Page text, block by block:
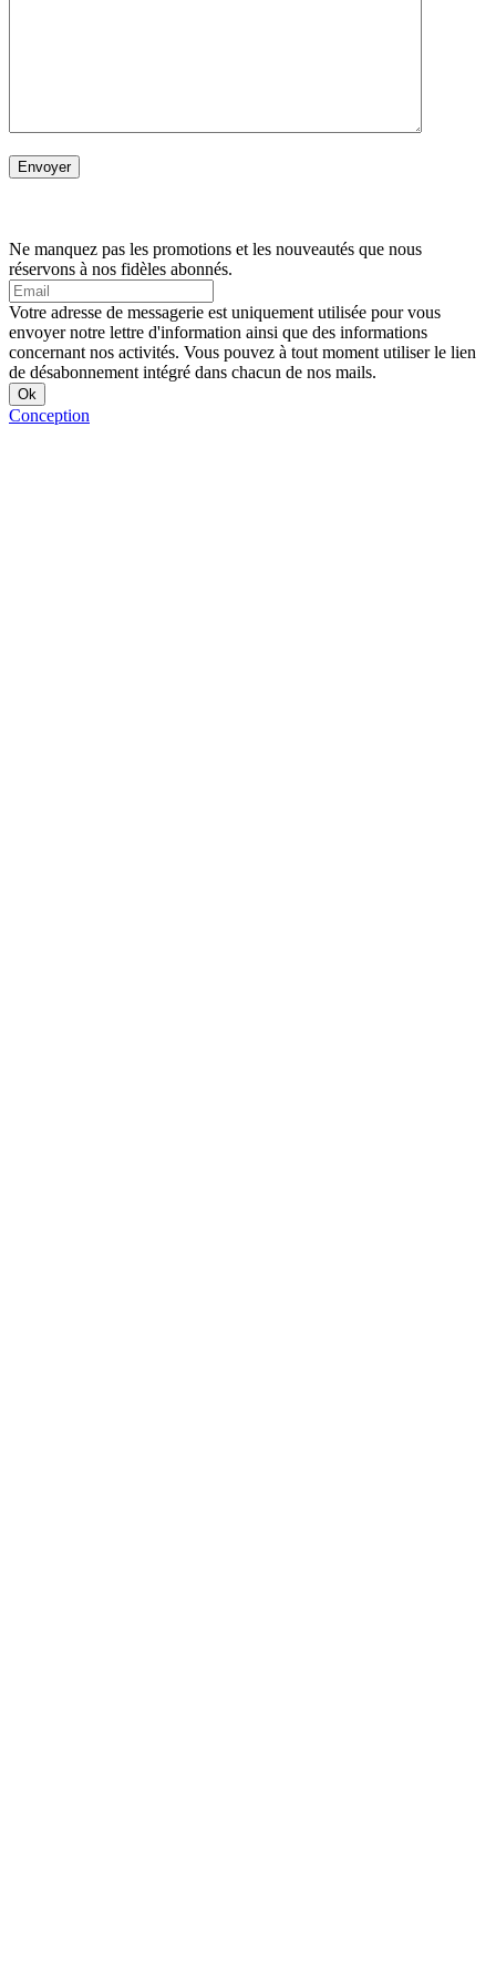
Ne manquez pas les promotions et les nouveautés que nous
réservons à nos fidèles abonnés.
Votre adresse de messagerie est uniquement utilisée pour vous
envoyer notre lettre d'information ainsi que des informations
concernant nos activités. Vous pouvez à tout moment utiliser le lien
de désabonnement intégré dans chacun de nos mails.
Conception